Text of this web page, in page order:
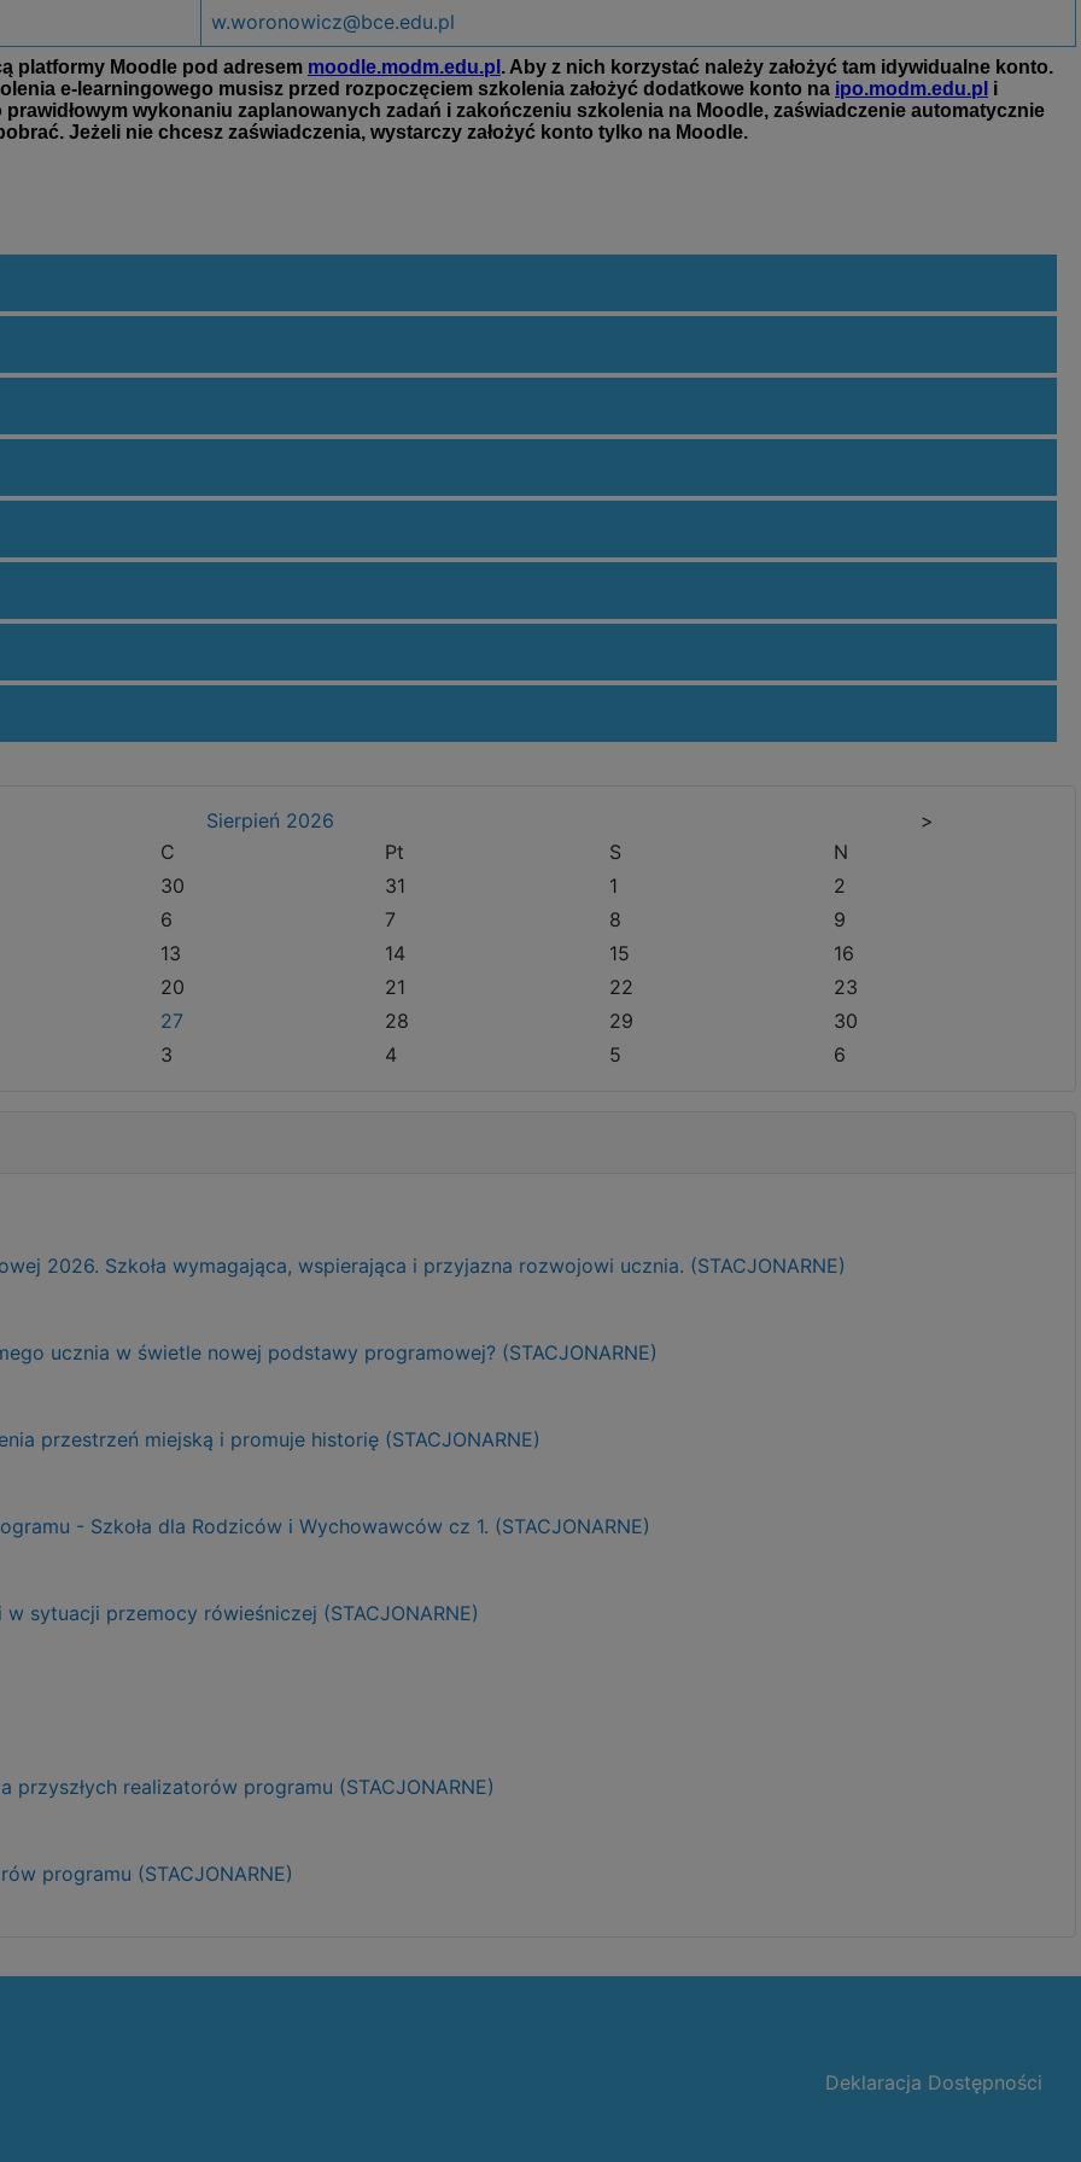
w.woronowicz@bce.edu.pl
Sierpień 2026
>
C Pt S
N
30 31 1
2
6 7 8
9
13 14 15
16
20 21 22
23
27 28 29
30
3 4 5 6
2026. Szkoła wymagająca, wspierająca i przyjazna rozwojowi ucznia. (STACJONARNE)
ucznia w świetle nowej podstawy programowej? (STACJONARNE)
przestrzeń miejską i promuje historię (STACJONARNE)
- Szkoła dla Rodziców i Wychowawców cz 1. (STACJONARNE)
sytuacji przemocy rówieśniczej (STACJONARNE)
realizatorów programu (STACJONARNE)
programu (STACJONARNE)
Deklaracja Dostępności